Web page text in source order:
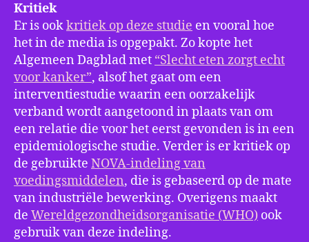
Kritiek
Er is ookkritiek op deze studie en vooral hoe
het in de media is opgepakt. Zo kopte het
Algemeen Dagblad met “Slecht eten zorgt echt
voor kanker”, alsof het gaat om een
interventiestudie waarin een oorzakelijk
verband wordt aangetoond in plaats van om
een relatie die voor het eerst gevonden is in een
epidemiologische studie. Verder is er kritiek op
de gebruikte NOVA-indeling van
voedingsmiddelen, die is gebaseerd op de mate
van industriële bewerking. Overigens maakt
de Wereldgezondheidsorganisatie (WHO) ook
gebruik van deze indeling.